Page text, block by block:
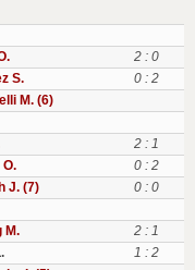
2 : 0
S.
0 : 2
M. (6)
2 : 1
O.
0 : 2
J. (7)
0 : 0
M.
2 : 1
1 : 2